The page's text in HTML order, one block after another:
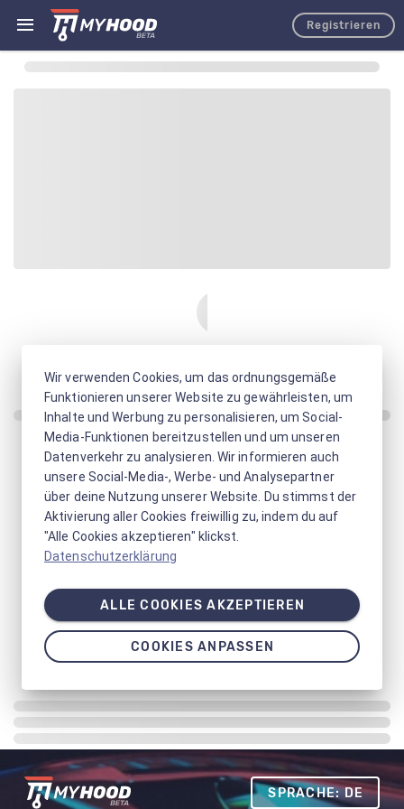
Registrieren
SPRACHE: DE
Wir verwenden Cookies, um das ordnungsgemäße
Funktionieren unserer Website zu gewährleisten, um
Inhalte und Werbung zu personalisieren, um Social-
Media-Funktionen bereitzustellen und um unseren
Datenverkehr zu analysieren. Wir informieren auch
unsere Social-Media-, Werbe- und Analysepartner
über deine Nutzung unserer Website. Du stimmst der
Aktivierung aller Cookies freiwillig zu, indem du auf
"Alle Cookies akzeptieren" klickst.
Datenschutzerklärung
ALLE COOKIES AKZEPTIEREN
COOKIES ANPASSEN